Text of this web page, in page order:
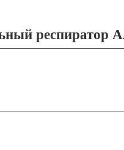
респиратор